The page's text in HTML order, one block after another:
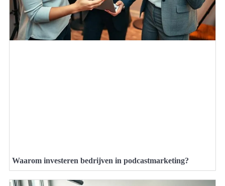
Waarom investeren bedrijven in podcastmarketing?